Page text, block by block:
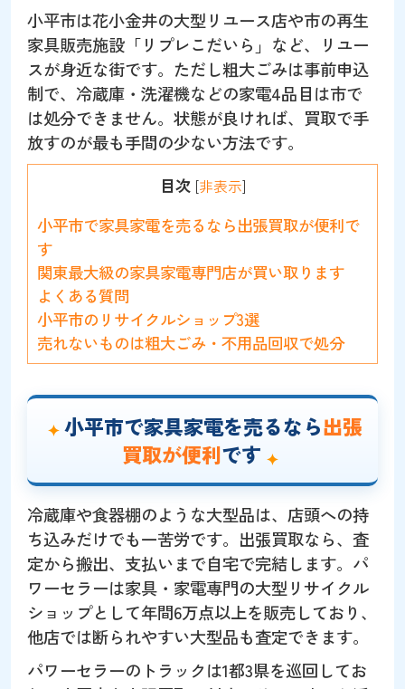
小平市は花小金井の大型リユース店や市の再生
家具販売施設「リプレこだいら」など、リユー
スが身近な街です。ただし粗大ごみは事前申込
制で、冷蔵庫・洗濯機などの家電4品目は市で
は処分できません。状態が良ければ、買取で手
放すのが最も手間の少ない方法です。
目次 [非表示]
小平市で家具家電を売るなら出張買取が便利で
す
関東最大級の家具家電専門店が買い取ります
よくある質問
小平市のリサイクルショップ3選
売れないものは粗大ごみ・不用品回収で処分
小平市で家具家電を売るなら出張
買取が便利です
冷蔵庫や食器棚のような大型品は、店頭への持
ち込みだけでも一苦労です。出張買取なら、査
定から搬出、支払いまで自宅で完結します。パ
ワーセラーは家具・家電専門の大型リサイクル
ショップとして年間6万点以上を販売しており、
他店では断られやすい大型品も査定できます。
パワーセラーのトラックは1都3県を巡回してお